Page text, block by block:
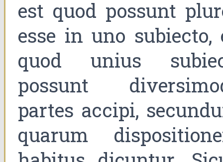
est quod possunt
esse in uno subiecto,
quod unius
possunt
partes accipi,
quarum